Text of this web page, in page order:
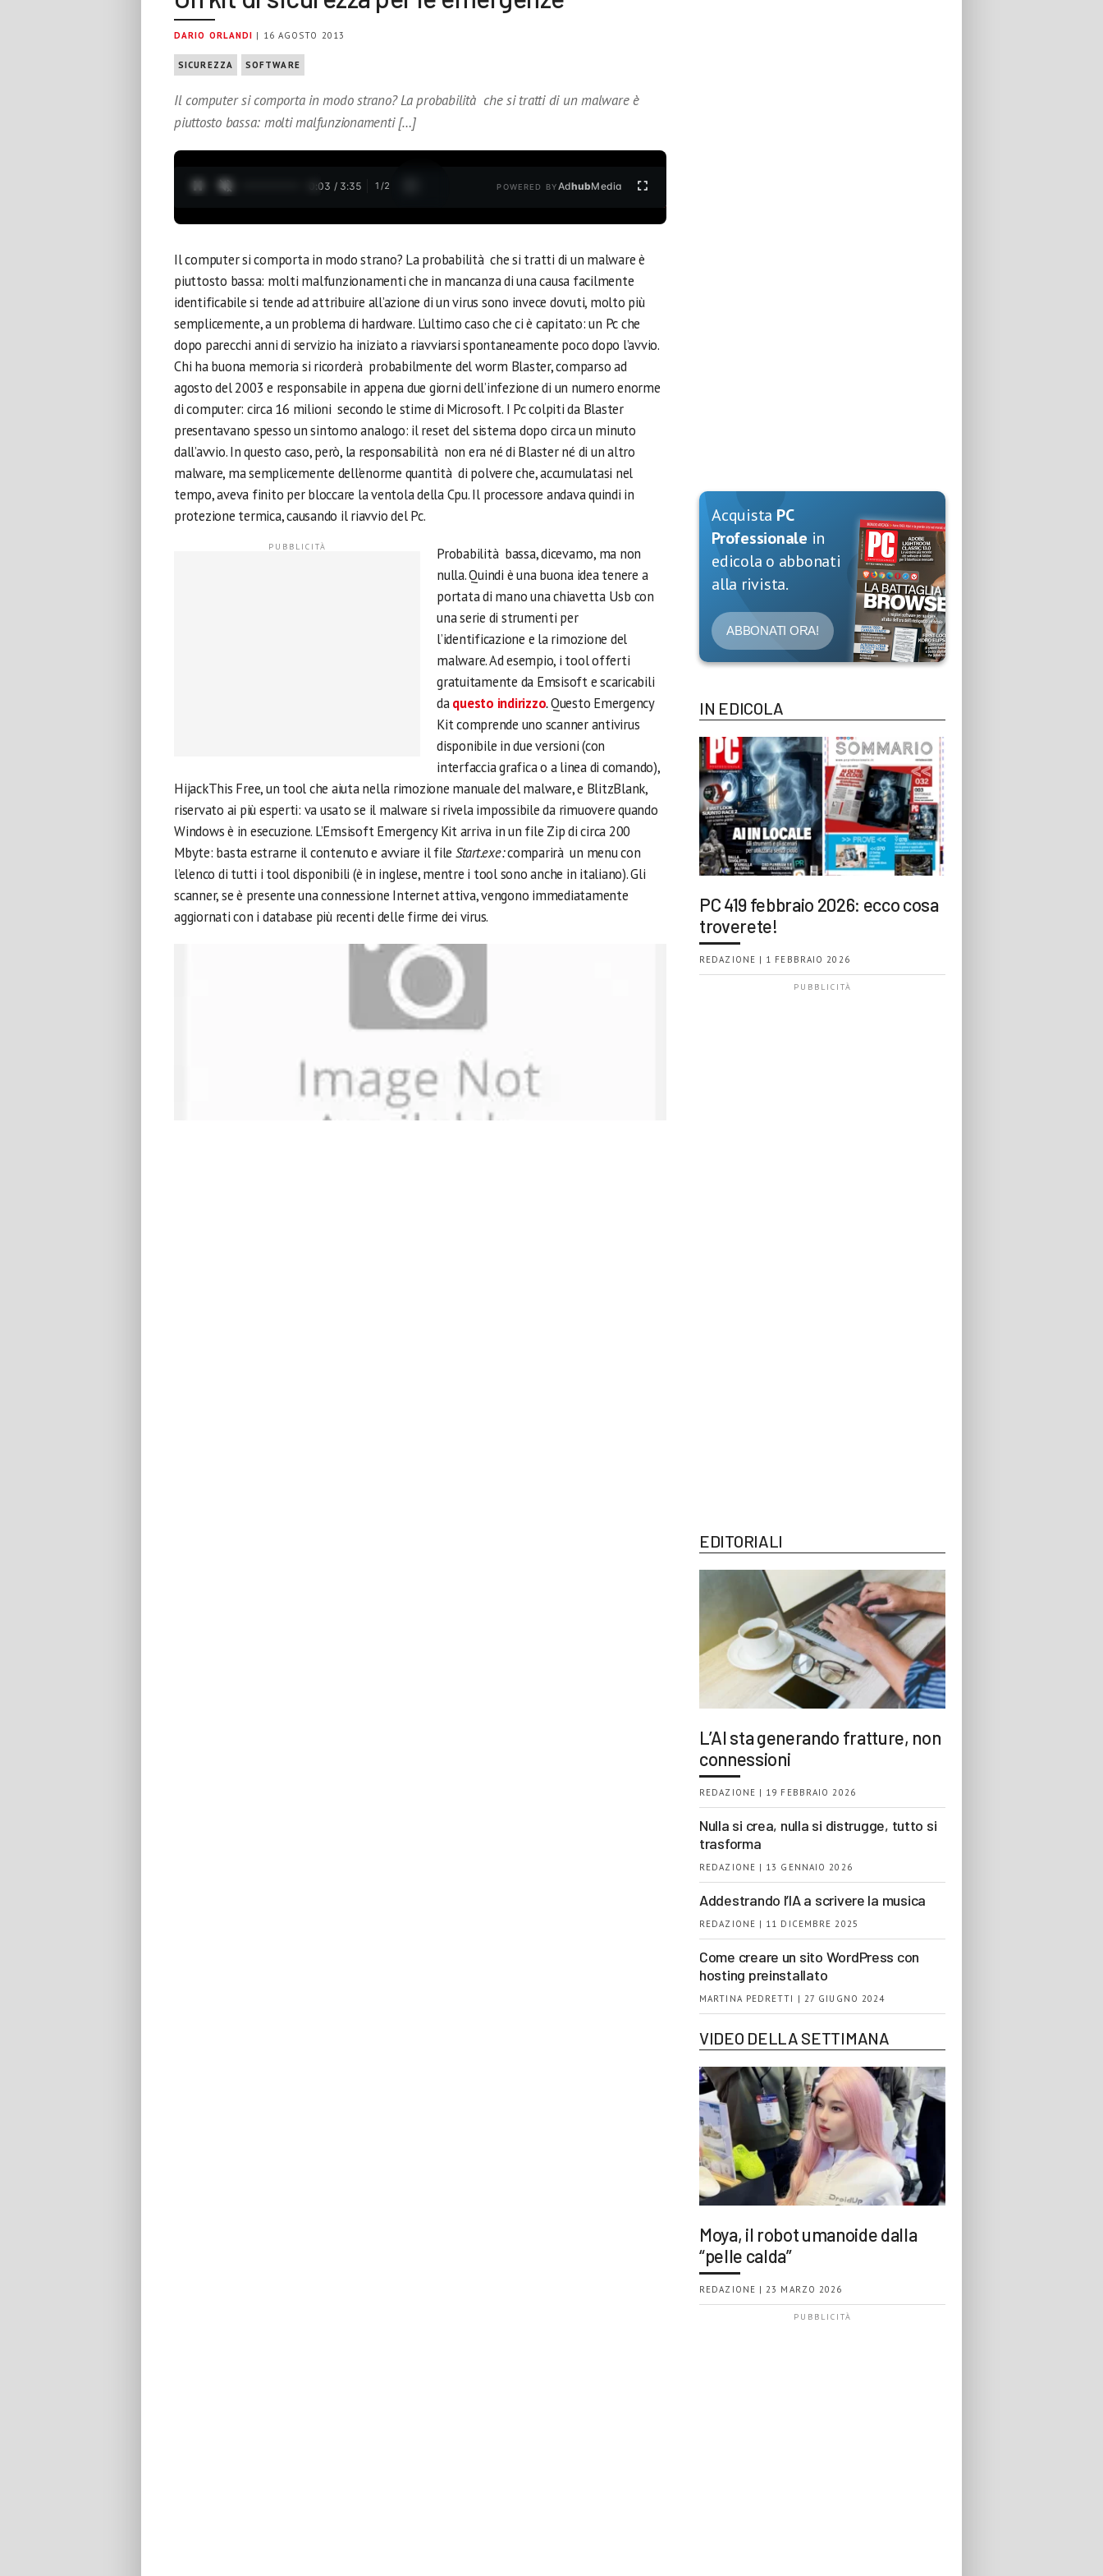
DARIO ORLANDI | 16 AGOSTO 2013
SICUREZZA SOFTWARE
Il computer si comporta in modo strano? La probabilità che si tratti di un malware è
piuttosto bassa: molti malfunzionamenti […]
0:04 / 3:35 1 /2 POWERED BYAdhubMedia
Il computer si comporta in modo strano? La probabilità che si tratti di un malware è
piuttosto bassa: molti malfunzionamenti che in mancanza di una causa facilmente
identificabile si tende ad attribuire all’azione di un virus sono invece dovuti, molto più
semplicemente, a un problema di hardware. L’ultimo caso che ci è capitato: un Pc che
dopo parecchi anni di servizio ha iniziato a riavviarsi spontaneamente poco dopo l’avvio.
Chi ha buona memoria si ricorderà probabilmente del worm Blaster, comparso ad
agosto del 2003 e responsabile in appena due giorni dell’infezione di un numero enorme
di computer: circa 16 milioni secondo le stime di Microsoft. I Pc colpiti da Blaster
presentavano spesso un sintomo analogo: il reset del sistema dopo circa un minuto
dall’avvio. In questo caso, però, la responsabilità non era né di Blaster né di un altro
malware, ma semplicemente dell’enorme quantità di polvere che, accumulatasi nel
tempo, aveva finito per bloccare la ventola della Cpu. Il processore andava quindi in
protezione termica, causando il riavvio del Pc.
Probabilità bassa, dicevamo, ma non
nulla. Quindi è una buona idea tenere a
portata di mano una chiavetta Usb con
una serie di strumenti per
l’identificazione e la rimozione del
malware. Ad esempio, i tool offerti
gratuitamente da Emsisoft e scaricabili
daquesto indirizzo.Questo Emergency
Kit comprende uno scanner antivirus
disponibile in due versioni (con
interfaccia grafica o a linea di comando),
HijackThis Free, un tool che aiuta nella rimozione manuale del malware, e BlitzBlank,
riservato ai più esperti: va usato se il malware si rivela impossibile da rimuovere quando
Windows è in esecuzione. L’Emsisoft Emergency Kit arriva in un file Zip di circa 200
Mbyte: basta estrarne il contenuto e avviare il file Start.exe:comparirà un menu con
l’elenco di tutti i tool disponibili (è in inglese, mentre i tool sono anche in italiano). Gli
scanner, se è presente una connessione Internet attiva, vengono immediatamente
aggiornati con i database più recenti delle firme dei virus.
Acquista PC
Professionale in
edicola o abbonati
alla rivista.
ABBONATI ORA!
IN EDICOLA
PC 419 febbraio 2026: ecco cosa
troverete!
REDAZIONE | 1 FEBBRAIO 2026
EDITORIALI
L’AI sta generando fratture, non
connessioni
REDAZIONE | 19 FEBBRAIO 2026
Nulla si crea, nulla si distrugge, tutto si
trasforma
REDAZIONE | 13 GENNAIO 2026
Addestrando l’IA a scrivere la musica
REDAZIONE | 11 DICEMBRE 2025
Come creare un sito WordPress con
hosting preinstallato
MARTINA PEDRETTI | 27 GIUGNO 2024
VIDEO DELLA SETTIMANA
Moya, il robot umanoide dalla
“pelle calda”
REDAZIONE | 23 MARZO 2026